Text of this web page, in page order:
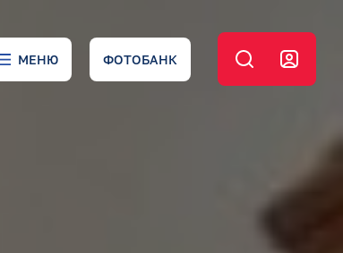
МЕНЮ ФОТОБАНК